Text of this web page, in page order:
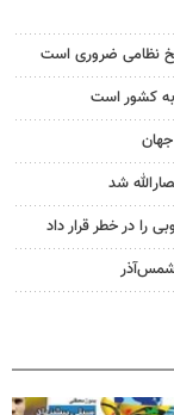
نظامی ضروری است
کشور است
شد
را در خطر قرار داد